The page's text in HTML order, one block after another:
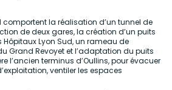
comportent la réalisation d’un tunnel de
de deux gares, la création d’un puits
Lyon Sud, un rameau de
Grand Revoyet et l’adaptation du puits
l’ancien terminus d’Oullins, pour évacuer
ventiler les espaces